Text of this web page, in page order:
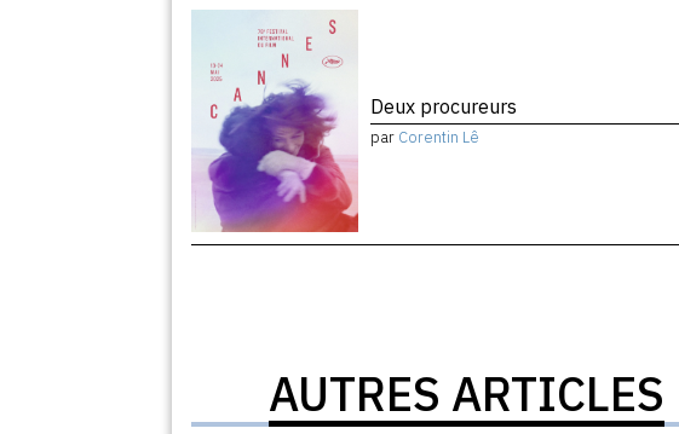
Deux procureurs
par Corentin Lê
AUTRES ARTICLES